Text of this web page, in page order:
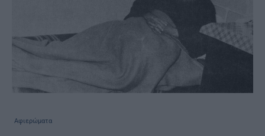
Αφιερώματα